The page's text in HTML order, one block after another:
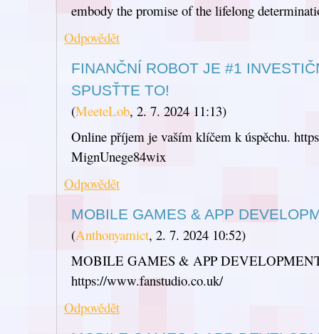
embody the promise of the lifelong
Odpovědět
FINANČNÍ ROBOT JE #1
SPUSŤTE TO!
(MeeteLob, 2. 7. 2024 11:13)
Online příjem je vaším klíčem k úspěchu.
MignUnege84wix
Odpovědět
MOBILE GAMES & APP
(Anthonyamict, 2. 7. 2024 10:52)
MOBILE GAMES & APP
https://www.fanstudio.co.uk/
Odpovědět